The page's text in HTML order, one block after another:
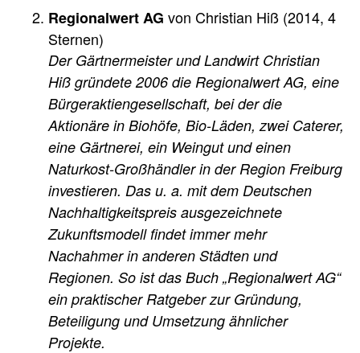
Regionalwert AG von Christian Hiß (2014, 4
Sternen)
Der Gärtnermeister und Landwirt Christian
Hiß gründete 2006 die Regionalwert AG, eine
Bürgeraktiengesellschaft, bei der die
Aktionäre in Biohöfe, Bio-Läden, zwei Caterer,
eine Gärtnerei, ein Weingut und einen
Naturkost-Großhändler in der Region Freiburg
investieren. Das u. a. mit dem Deutschen
Nachhaltigkeitspreis ausgezeichnete
Zukunftsmodell findet immer mehr
Nachahmer in anderen Städten und
Regionen. So ist das Buch „Regionalwert AG“
ein praktischer Ratgeber zur Gründung,
Beteiligung und Umsetzung ähnlicher
Projekte.